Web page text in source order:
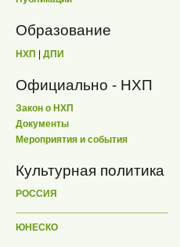
Образование
НХП | ДПИ
Официально - НХП
Закон о НХП
Документы
Мероприятия и события
Культурная политика
РОССИЯ
ЮНЕСКО